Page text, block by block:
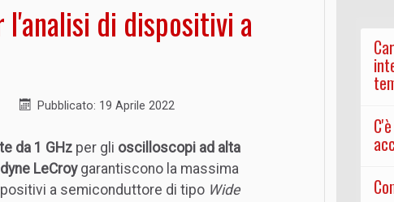
l'analisi di dispositivi a
Pubblicato: 19 Aprile 2022
da 1 GHz per gli oscilloscopi ad alta
LeCroygarantiscono la massima
a semiconduttore di tipo Wide